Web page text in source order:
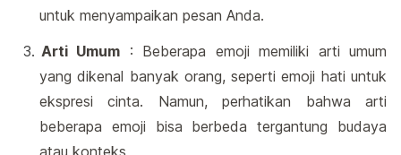
untuk menyampaikan pesan Anda.
Arti Umum : Beberapa emoji memiliki arti umum
yang dikenal banyak orang, seperti emoji hati untuk
ekspresi cinta. Namun, perhatikan bahwa arti
beberapa emoji bisa berbeda tergantung budaya
atau konteks.